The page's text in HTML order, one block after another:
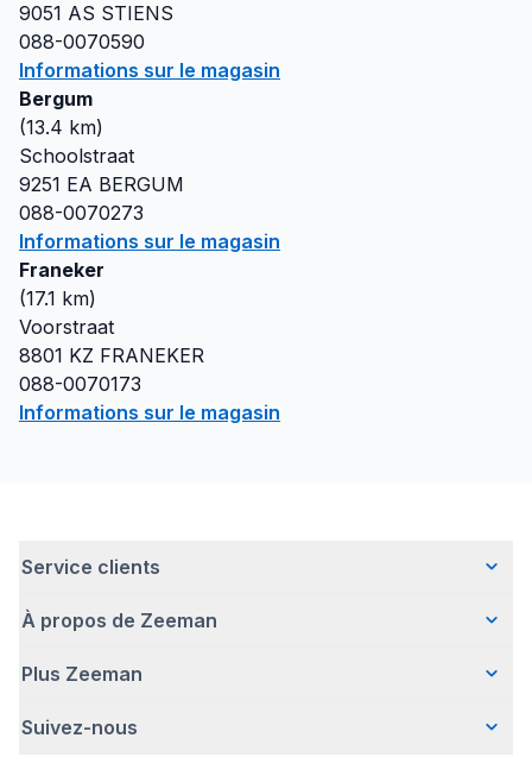
9051 AS STIENS
088-0070590
Informations sur le magasin
Bergum
(13.4 km)
Schoolstraat
9251 EA BERGUM
088-0070273
Informations sur le magasin
Franeker
(17.1 km)
Voorstraat
8801 KZ FRANEKER
088-0070173
Informations sur le magasin
Service clients
Questions fréquentes
Livraison
Retour d'articles
À propos de Zeeman
Qui sommes-nous ?
Une entreprise responsable
Plus Zeeman
Communiqué de presse
Suivez-nous